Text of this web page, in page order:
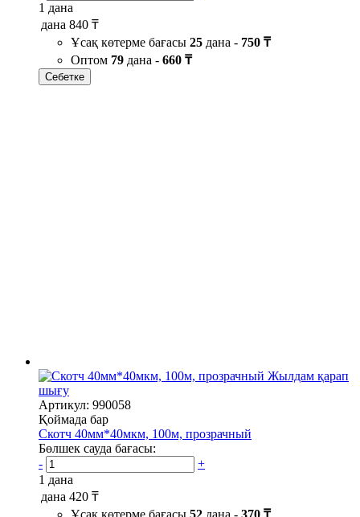
1 дана
дана 840 ₸
Ұсақ көтерме бағасы 25 дана - 750 ₸
Оптом 79 дана - 660 ₸
Себетке
Жылдам қарап
шығу
Артикул: 990058
Қоймада бар
Скотч 40мм*40мкм, 100м, прозрачный
Бөлшек сауда бағасы:
-
+
1 дана
дана 420 ₸